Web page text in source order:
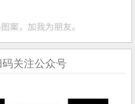
关注公众号